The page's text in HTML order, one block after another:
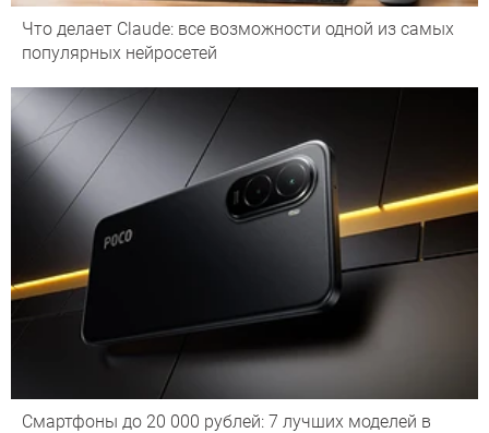
Что делает Сlaude: все возможности одной из самых
популярных нейросетей
Смартфоны до 20 000 рублей: 7 лучших моделей в